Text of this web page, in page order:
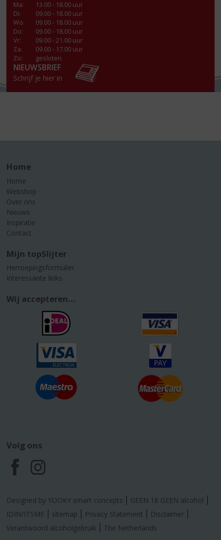
Ma:
13.00 - 18.00 uur
Di:
09.00 - 18.00 uur
Wo:
09.00 - 18.00 uur
Do:
09.00 - 18.00 uur
Vr:
09.00 - 21.00 uur
Za:
09.00 - 17.00 uur
Zo:
gesloten
NIEUWSBRIEF
Schrijf je hier in
Home
Home
Webshop
Over ons
Nieuws
Inspiratie
Contact
Mijn topSlijter
Herroepingsformulier
Interessante links
Wij accepteren...
Volg ons
F
a
c
I
n
s
Designed by YOOKY smart concepts
GEEN 18 GEEN alcohol
IDIN/ITSME
sitemap Privacy Statement
Disclaimer
Verantwoord alcoholgebruik
The Netherlands